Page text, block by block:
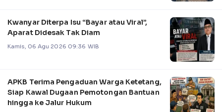
Kwanyar Diterpa Isu “Bayar atau Viral”,
Aparat Didesak Tak Diam
Kamis, 06 Agu 2026 09:36 WIB
APKB Terima Pengaduan Warga Ketetang,
Siap Kawal Dugaan Pemotongan Bantuan
hingga ke Jalur Hukum